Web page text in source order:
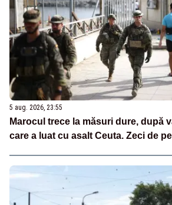
5 aug. 2026, 23:55
Marocul trece la măsuri dure, după
care a luat cu asalt Ceuta. Zeci de